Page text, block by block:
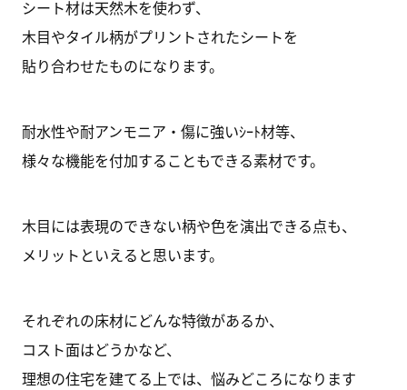
シート材は天然木を使わず、
木目やタイル柄がプリントされたシートを
貼り合わせたものになります。
耐水性や耐アンモニア・傷に強いｼｰﾄ材等、
様々な機能を付加することもできる素材です。
木目には表現のできない柄や色を演出できる点も、
メリットといえると思います。
それぞれの床材にどんな特徴があるか、
コスト面はどうかなど、
理想の住宅を建てる上では、悩みどころになります